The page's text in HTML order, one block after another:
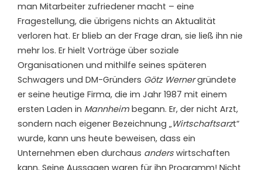
man Mitarbeiter zufriedener macht – eine
Fragestellung, die übrigens nichts an Aktualität
verloren hat. Er blieb an der Frage dran, sie ließ ihn nie
mehr los. Er hielt Vorträge über soziale
Organisationen und mithilfe seines späteren
Schwagers und DM-Gründers Götz Wernergründete
er seine heutige Firma, die im Jahr 1987 mit einem
ersten Laden in Mannheim begann. Er, der nicht Arzt,
sondern nach eigener Bezeichnung „Wirtschaftsarzt“
wurde, kann uns heute beweisen, dass ein
Unternehmen eben durchaus anders wirtschaften
kann. Seine Aussagen waren für ihn Programm! Nicht